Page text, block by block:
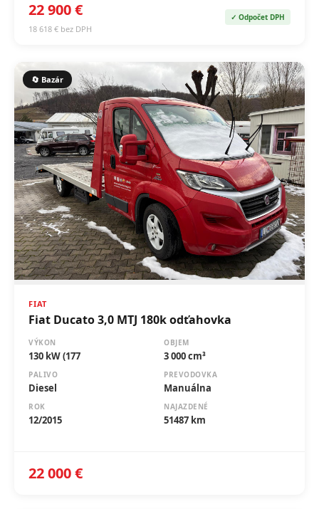
22 900 €
18 618 € bez DPH
✓ Odpočet DPH
🔄 Bazár
FIAT
Fiat Ducato 3,0 MTJ 180k odťahovka
VÝKON
130 kW (177
OBJEM
3 000 cm³
PALIVO
Diesel
PREVODOVKA
Manuálna
ROK
12/2015
NAJAZDENÉ
51487 km
22 000 €